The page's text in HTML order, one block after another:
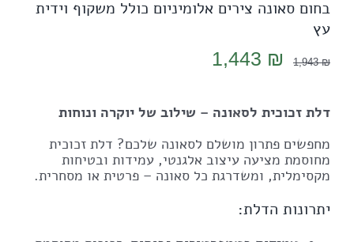
בחום סאונה צירים אלומיניום כולל משקוף וידית
עץ
1,943₪
המחיר
היה:
1,443 ₪
דלת זכוכית לסאונה – שילוב של יוקרה ונוחות
מחפשים פתרון מושלם לסאונה שלכם? דלת זכוכית
מחוסמת מציעה עיצוב אלגנטי, עמידות ובטיחות
מקסימלית, ומשדרגת כל סאונה – פרטית או מסחרית.
יתרונות הדלת: